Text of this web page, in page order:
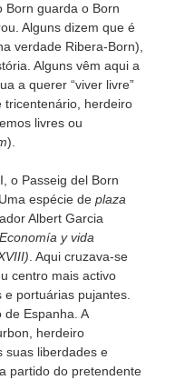
Born guarda o Born
Alguns dizem que é
verdade Ribera-Born),
Alguns vêm aqui a
a querer “viver livre”
tricentenário, herdeiro
livres ou
).
o Passeig del Born
espécie de plaza
Albert Garcia
y vida
. Aqui cruzava-se
centro mais activo
e portuárias pujantes.
Espanha. A
herdeiro
suas liberdades e
partido do pretendente